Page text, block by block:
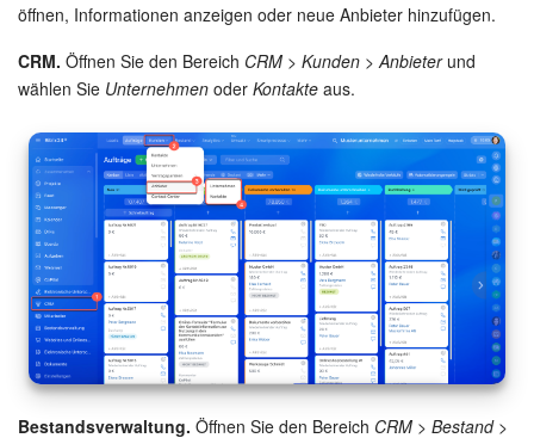
öffnen, Informationen anzeigen oder neue Anbieter hinzufügen.
CRM. Öffnen Sie den Bereich CRM > Kunden > Anbieterund
wählen Sie Unternehmen oder Kontakte aus.
Bestandsverwaltung. Öffnen Sie den Bereich CRM > Bestand >